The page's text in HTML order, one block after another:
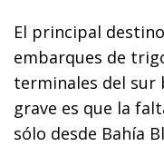
El principal
embarques de
terminales del sur
grave es que la
sólo desde Bahía